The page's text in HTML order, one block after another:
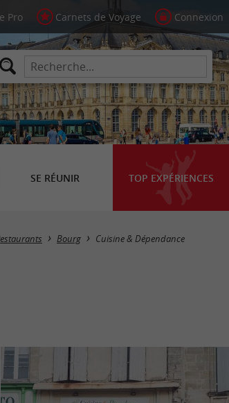
Pro Carnets de Voyage Connexion
SE RÉUNIR TOP EXPÉRIENCES
Bourg Cuisine & Dépendance